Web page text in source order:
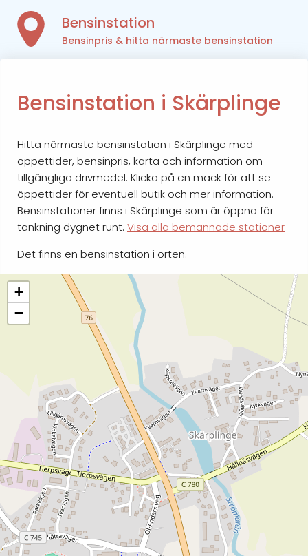
Bensinstation
Bensinpris & hitta närmaste bensinstation
Bensinstation i Skärplinge
Hitta närmaste bensinstation i Skärplinge med
öppettider, bensinpris, karta och information om
tillgängliga drivmedel. Klicka på en mack för att se
öppettider för eventuell butik och mer information.
Bensinstationer finns i Skärplinge som är öppna för
tankning dygnet runt. Visa alla bemannade stationer
Det finns en bensinstation i orten.
+
−